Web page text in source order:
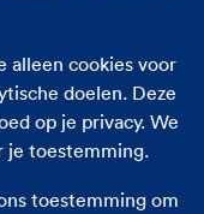
alleen cookies voor
doelen. Deze
op je privacy. We
je toestemming.
toestemming om